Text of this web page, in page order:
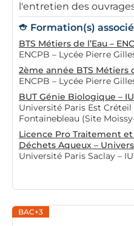
l'entretien des
Formation(s)
BTS Métiers de l’Eau –
ENCPB – Lycée Pierre
2ème année BTS Métiers
ENCPB – Lycée Pierre
BUT Génie Biologique –
Université Paris Est Créteil
Fontainebleau (Site
Licence Pro Traitement et
Déchets Aqueux –
Université Paris Saclay –
BAC+3